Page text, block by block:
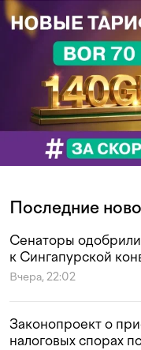
Последние
Сенаторы
к Сингапурской
Вчера, 22:02
Законопроект о
налоговых спорах